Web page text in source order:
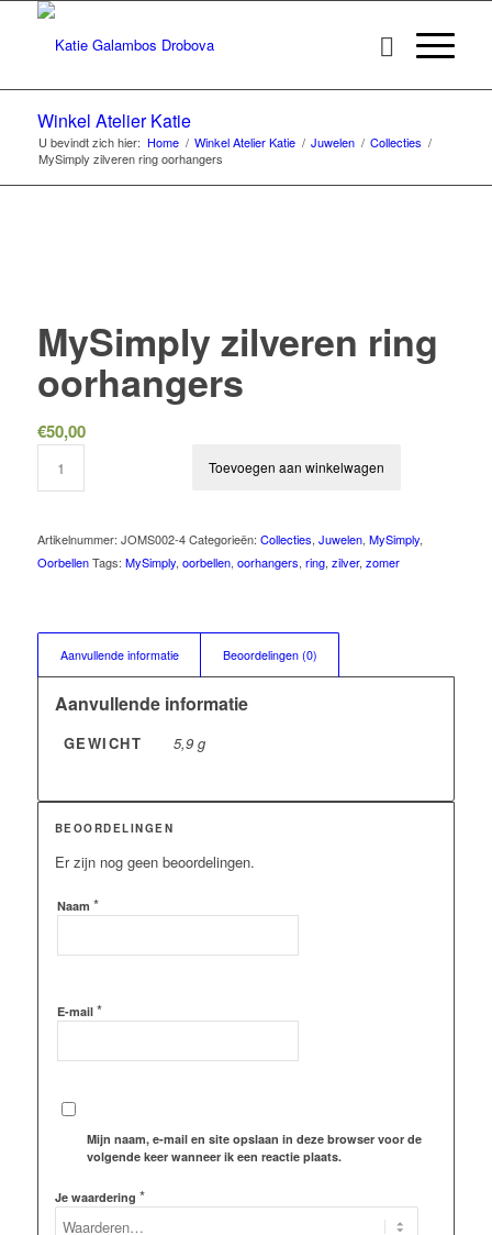
Winkel Atelier Katie
U bevindt zich hier: Home / Winkel Atelier Katie / Juwelen / Collecties /
MySimply zilveren ring oorhangers
MySimply zilveren ring
oorhangers
€50,00
Toevoegen aan winkelwagen
Artikelnummer: JOMS002-4 Categorieën: Collecties, Juwelen, MySimply,
Oorbellen Tags: MySimply, oorbellen, oorhangers, ring, zilver, zomer
Aanvullende informatie Beoordelingen (0)
Aanvullende informatie
GEWICHT 5,9 g
BEOORDELINGEN
Er zijn nog geen beoordelingen.
Naam *
E-mail *
Mijn naam, e-mail en site opslaan in deze browser voor de
volgende keer wanneer ik een reactie plaats.
Je waardering *